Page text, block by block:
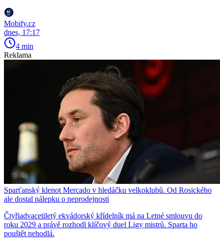
Mobify.cz
dnes, 17:17
4 min
Reklama
Sparťanský klenot Mercado v hledáčku velkoklubů. Od Rosického
ale dostal nálepku o neprodejnosti
Čtyřiadvacetiletý ekvádorský křídelník má na Letné smlouvu do
roku 2029 a právě rozhodl klíčový duel Ligy mistrů. Sparta ho
pouštět nehodlá.